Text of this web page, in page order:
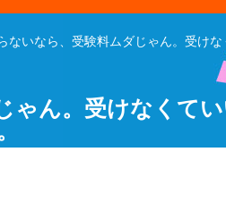
ないなら、受験料ムダじゃん。受け
ゃん。受けなくて